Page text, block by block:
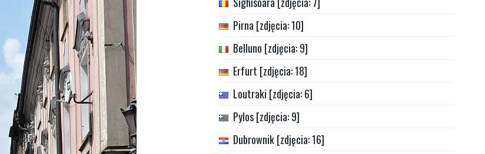
Pirna [zdjęcia: 10]
Belluno [zdjęcia: 9]
Erfurt [zdjęcia: 18]
Loutraki [zdjęcia: 6]
Pylos [zdjęcia: 9]
Dubrownik [zdjęcia: 16]